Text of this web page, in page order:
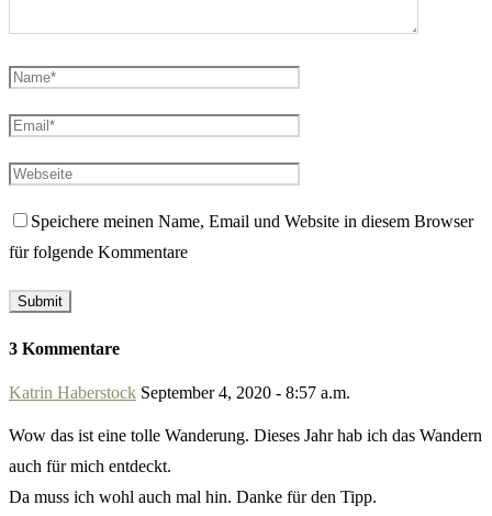
Speichere meinen Name, Email und Website in diesem Browser
für folgende Kommentare
3 Kommentare
Katrin Haberstock September 4, 2020 - 8:57 a.m.
Wow das ist eine tolle Wanderung. Dieses Jahr hab ich das Wandern
auch für mich entdeckt.
Da muss ich wohl auch mal hin. Danke für den Tipp.